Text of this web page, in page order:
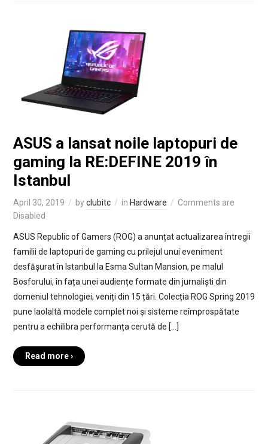
ASUS a lansat noile laptopuri de
gaming la RE:DEFINE 2019 în
Istanbul
April 30, 2019 byclubitc in Hardware
Comments are
Disabled
ASUS Republic of Gamers (ROG) a anunțat actualizarea întregii
familii de laptopuri de gaming cu prilejul unui eveniment
desfășurat în Istanbul la Esma Sultan Mansion, pe malul
Bosforului, în fața unei audiențe formate din jurnaliști din
domeniul tehnologiei, veniți din 15 țări. Colecția ROG Spring 2019
pune laolaltă modele complet noi și sisteme reîmprospătate
pentru a echilibra performanța cerută de […]
Read more ›